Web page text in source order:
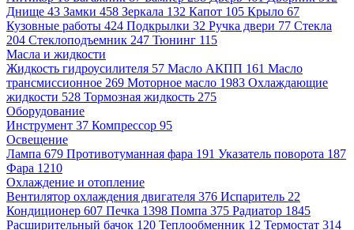
Днище 43 Замки 458 Зеркала 132 Капот 105 Крыло 67
Кузовные работы 424 Подкрылки 32 Ручка двери 77 Стекла
204 Стеклоподъемник 247 Тюнинг 115
Масла и жидкости
Жидкость гидроусилителя 57 Масло АКПП 161 Масло
трансмиссионное 269 Моторное масло 1983 Охлаждающие
жидкости 528 Тормозная жидкость 275
Оборудование
Инструмент 37 Компрессор 95
Освещение
Лампа 679 Противотуманная фара 191 Указатель поворота 187
Фара 1210
Охлаждение и отопление
Вентилятор охлаждения двигателя 376 Испаритель 22
Кондиционер 607 Печка 1398 Помпа 375 Радиатор 1845
Расширительный бачок 120 Теплообменник 12 Термостат 314